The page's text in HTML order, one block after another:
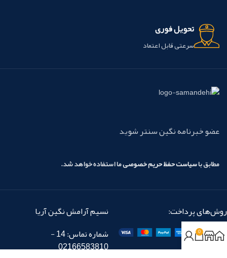
تحویل فوری
سرعتی قابل اعتماد
عضو خبرنامه نگین سنتر شوید
مطابق باسیاست حفظ حریم خصوصیما استفاده خواهد شد.
روش‌های پرداخت:
نسیم آرامش نگین آریا
شماره تماس: 14 -
02166583810
0